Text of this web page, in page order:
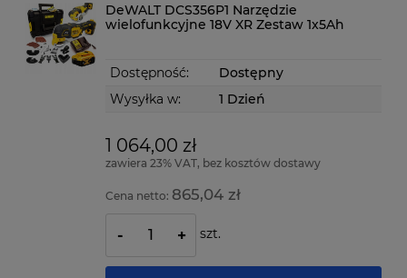
DeWALT DCS356P1 Narzędzie
wielofunkcyjne 18V XR Zestaw 1x5Ah
Dostępność:
Dostępny
Wysyłka w:
1 Dzień
1 064,00 zł
zawiera 23% VAT, bez kosztów dostawy
Cena netto: 865,04 zł
- + szt.